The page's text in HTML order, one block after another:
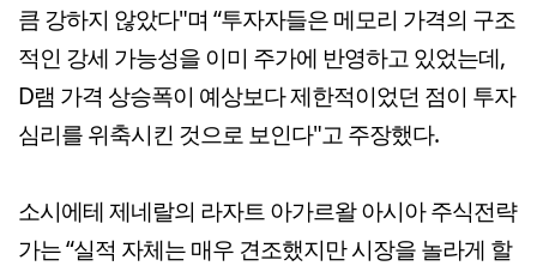
큼 강하지 않았다"며 “투자자들은 메모리 가격의 구조
적인 강세 가능성을 이미 주가에 반영하고 있었는데,
D램 가격 상승폭이 예상보다 제한적이었던 점이 투자
심리를 위축시킨 것으로 보인다"고 주장했다.
소시에테 제네랄의 라자트 아가르왈 아시아 주식전략
가는 “실적 자체는 매우 견조했지만 시장을 놀라게 할